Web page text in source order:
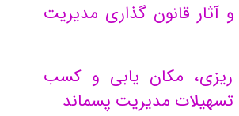
و آثار قانون گذاری مدیریت
ریزی، مکان یابی و کسب
تسهیلات مدیریت پسماند